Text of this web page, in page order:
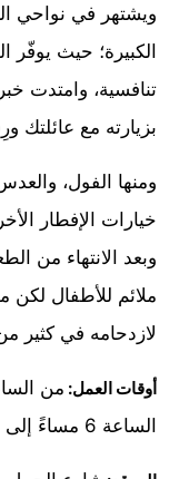
ويشتهر في نواحي
الكبيرة؛ حيث يوفّر
تنافسية، وامتدت
بزيارته مع عائلتك
ومنها الفول،
خيارات الإفطار
وبعد الانتهاء من
ملائم للأطفال لكن
لازدحامه في كثير
أوقات العمل:
الساعة 6 مساءً إلى 11:30 مساءً يوميًا.